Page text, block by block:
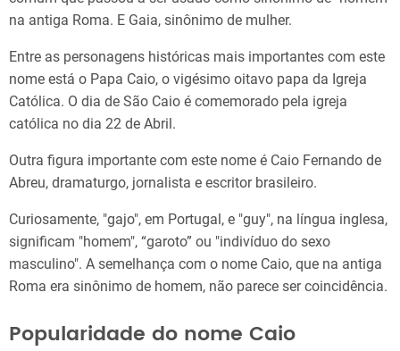
na antiga Roma. E Gaia, sinônimo de mulher.
Entre as personagens históricas mais importantes com este
nome está o Papa Caio, o vigésimo oitavo papa da Igreja
Católica. O dia de São Caio é comemorado pela igreja
católica no dia 22 de Abril.
Outra figura importante com este nome é Caio Fernando de
Abreu, dramaturgo, jornalista e escritor brasileiro.
Curiosamente, "gajo", em Portugal, e "guy", na língua inglesa,
significam "homem", “garoto” ou "indivíduo do sexo
masculino". A semelhança com o nome Caio, que na antiga
Roma era sinônimo de homem, não parece ser coincidência.
Popularidade do nome Caio